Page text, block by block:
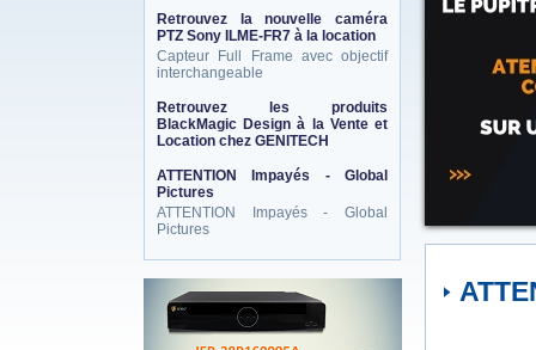
Retrouvez la nouvelle caméra
PTZ Sony ILME-FR7 à la location
Capteur Full Frame avec objectif
interchangeable
Retrouvez les produits
BlackMagic Design à la Vente et
Location chez GENITECH
ATTENTION Impayés - Global
Pictures
ATTENTION Impayés - Global
Pictures